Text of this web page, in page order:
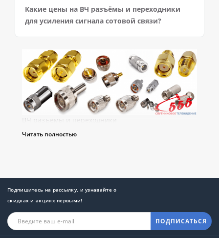
Какие цены на ВЧ разъёмы и переходники
для усиления сигнала сотовой связи?
ВЧ разъёмы и переходники
ВЧ разъёмы и переходники для
усиления сотовой связи. Но все они, независимо
от производителя и характеристик, требуют
профессиональной установки. А для этого
необходимы сопутствующие детали –
высокочастотные разъёмыи переходники. Они
предназначены для замыкания электронной цепи,
Читать полностью
Подпишитесь на рассылку, и узнавайте о
скидках и акциях первыми!
ПОДПИСАТЬСЯ